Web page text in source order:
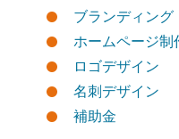
ブランディング
ホームページ制
ロゴデザイン
名刺デザイン
補助金